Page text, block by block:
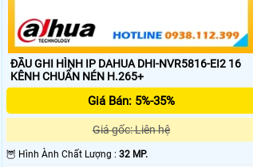
ĐẦU GHI HÌNH IP DAHUA DHI-NVR5816-EI2 16
KÊNH CHUẨN NÉN H.265+
Giá Bán: 5%-35%
Giá gốc: Liên hệ
🦉 Hình Ành Chất Lượng : 32 MP.